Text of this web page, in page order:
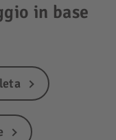
in base